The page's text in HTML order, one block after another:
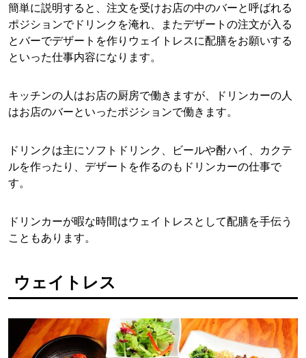
簡単に説明すると、注文を受けお店の中のバーと呼ばれる
ポジションでドリンクを淹れ、またデザートの注文が入る
とバーでデザートを作りウェイトレスに配膳をお願いする
といった仕事内容になります。
キッチンの人はお店の厨房で働きますが、ドリンカーの人
はお店のバーといったポジションで働きます。
ドリンクは主にソフトドリンク、ビールや酎ハイ、カクテ
ルを作ったり、デザートを作るのもドリンカーの仕事で
す。
ドリンカーが暇な時間はウェイトレスとして配膳を手伝う
こともあります。
ウェイトレス